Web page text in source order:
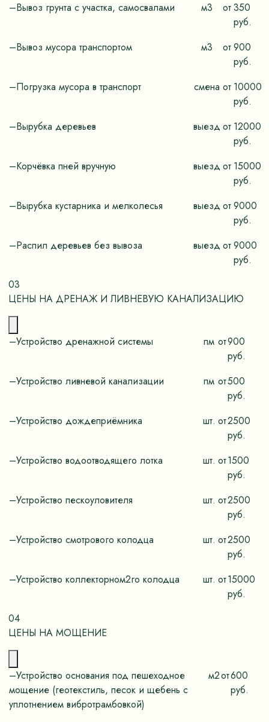
–Вывоз грунта с участка, самосвалами
м3 от350
руб.
–Вывоз мусора транспортом
м3 от900
руб.
–Погрузка мусора в транспорт
смена от 10000
руб.
–Вырубка деревьев
выезд от 12000
руб.
–Корчёвка пней вручную
выезд от 15000
руб.
–Вырубка кустарника и мелколесья
выезд от9000
руб.
–Распил деревьев без вывоза
выезд от9000
руб.
03
ЦЕНЫ НА ДРЕНАЖ И ЛИВНЕВУЮ КАНАЛИЗАЦИЮ
–Устройство дренажной системы пм от900
руб.
–Устройство ливневой канализации
пм от500
руб.
–Устройство дождеприёмника
шт. от2500
руб.
–Устройство водоотводящего лотка
шт. от1500
руб.
–Устройство пескоуловителя
шт. от2500
руб.
–Устройство смотрового колодца
шт. от2500
руб.
–Устройство коллекторном2го колодца
шт. от15000
руб.
04
ЦЕНЫ НА МОЩЕНИЕ
–Устройство основания под пешеходное
мощение (геотекстиль, песок и щебень с
уплотнением вибротрамбовкой)
м2от600
руб.